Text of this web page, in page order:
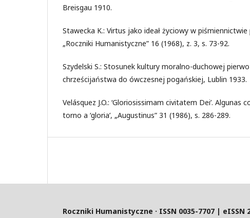
Breisgau 1910.
Stawecka K.: Virtus jako ideał życiowy w
„Roczniki Humanistyczne” 16 (1968), z. 3, s. 73-92.
Szydelski S.: Stosunek kultury moralno-duchowej
chrześcijaństwa do ówczesnej pogańskiej, Lublin 1933.
Velásquez J.O.: ‘Gloriosissimam civitatem Dei’. Algunas
torno a ‘gloria’, „Augustinus” 31 (1986), s. 286-289.
Roczniki Humanistyczne · ISSN 0035-7707 | eISSN